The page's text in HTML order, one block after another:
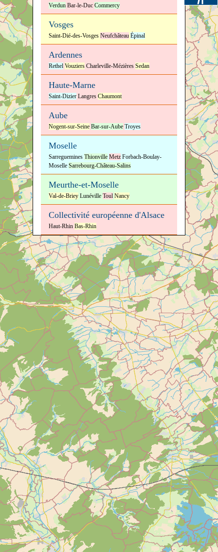
Verdun Bar-le-Duc Commercy
Vosges
Saint-Dié-des-Vosges Neufchâteau Épinal
Ardennes
Rethel Vouziers Charleville-Mézières Sedan
Haute-Marne
Saint-Dizier Langres Chaumont
Aube
Nogent-sur-Seine Bar-sur-Aube Troyes
Moselle
Sarreguemines Thionville Metz Forbach-Boulay-
Moselle Sarrebourg-Château-Salins
Meurthe-et-Moselle
Val-de-Briey Lunéville Toul Nancy
Collectivité européenne d'Alsace
Haut-Rhin Bas-Rhin